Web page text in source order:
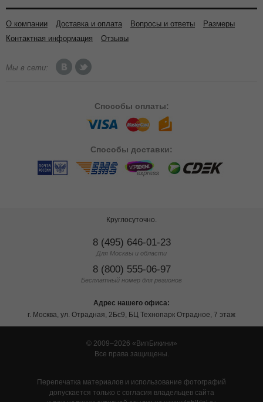
О компании Доставка и оплата Вопросы и ответы
Размеры
Контактная информация
Отзывы
Мы в сети:
Способы оплаты:
Способы доставки:
Круглосуточно.
8 (495) 646-01-23
Для Москвы и области
8 (800) 555-06-97
Бесплатный номер для регионов
Адрес нашего офиса:
г. Москва, ул. Отрадная, 2Бс9, БЦ Технопарк Отрадное, 7 этаж
© 2009–2026
ВипБикини
Все права защищены.
Перепечатка материалов и использование фотографий
допускается только с согласия владельцев сайта